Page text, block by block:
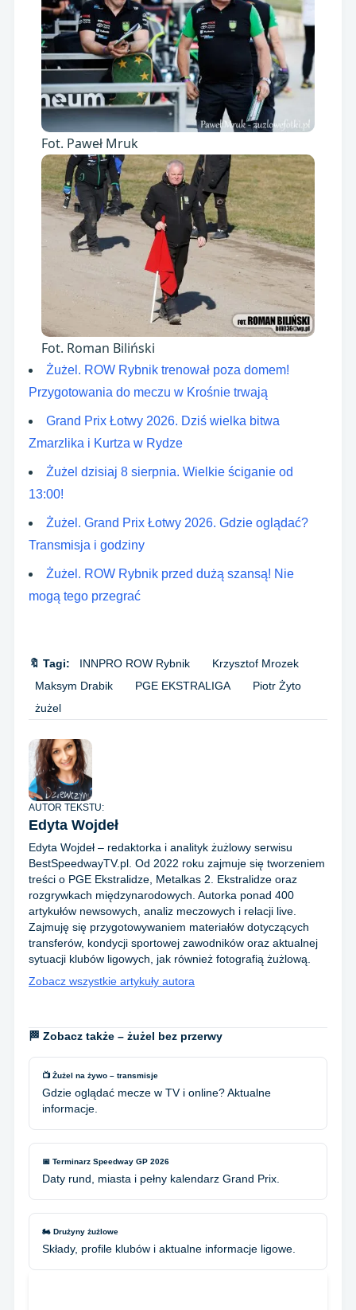
Fot. Paweł Mruk
Fot. Roman Biliński
Żużel. ROW Rybnik trenował poza domem!
Przygotowania do meczu w Krośnie trwają
Grand Prix Łotwy 2026. Dziś wielka bitwa
Zmarzlika i Kurtza w Rydze
Żużel dzisiaj 8 sierpnia. Wielkie ściganie od
13:00!
Żużel. Grand Prix Łotwy 2026. Gdzie oglądać?
Transmisja i godziny
Żużel. ROW Rybnik przed dużą szansą! Nie
mogą tego przegrać
🔖 Tagi: INNPRO ROW Rybnik
Krzysztof Mrozek
Maksym Drabik
PGE EKSTRALIGA
Piotr Żyto
żużel
AUTOR TEKSTU:
Edyta Wojdeł
Edyta Wojdeł – redaktorka i analityk żużlowy serwisu
BestSpeedwayTV.pl. Od 2022 roku zajmuje się tworzeniem
treści o PGE Ekstralidze, Metalkas 2. Ekstralidze oraz
rozgrywkach międzynarodowych. Autorka ponad 400
artykułów newsowych, analiz meczowych i relacji live.
Zajmuję się przygotowywaniem materiałów dotyczących
transferów, kondycji sportowej zawodników oraz aktualnej
sytuacji klubów ligowych, jak również fotografią żużlową.
Zobacz wszystkie artykuły autora
🏁 Zobacz także – żużel bez przerwy
📺 Żużel na żywo – transmisje
Gdzie oglądać mecze w TV i online? Aktualne
informacje.
📅 Terminarz Speedway GP 2026
Daty rund, miasta i pełny kalendarz Grand Prix.
🏍️ Drużyny żużlowe
Składy, profile klubów i aktualne informacje ligowe.